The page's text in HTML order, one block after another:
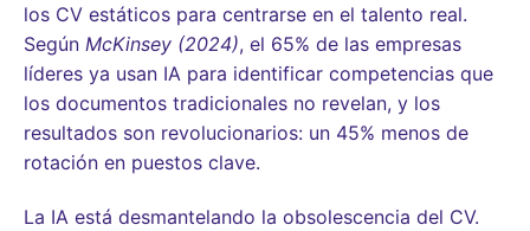
los CV estáticos para centrarse en el talento real.
Según McKinsey (2024), el 65% de las empresas
líderes ya usan IA para identificar competencias que
los documentos tradicionales no revelan, y los
resultados son revolucionarios: un 45% menos de
rotación en puestos clave.
La IA está desmantelando la obsolescencia del CV.